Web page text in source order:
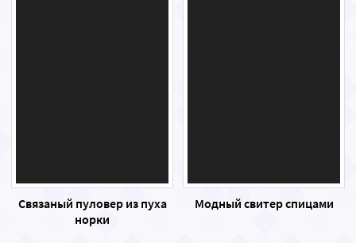
Связаный пуловер из пуха
норки
Модный свитер спицами